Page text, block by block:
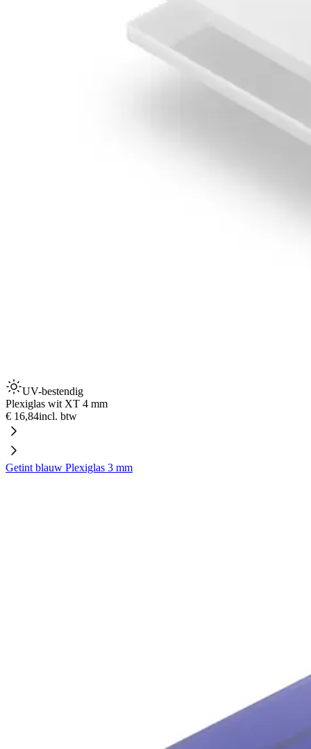
UV-bestendig
Plexiglas wit XT 4 mm
€ 16,84incl. btw
Getint blauw Plexiglas 3 mm